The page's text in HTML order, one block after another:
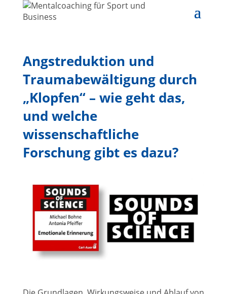
Angstreduktion und
Traumabewältigung durch
„Klopfen“ – wie geht das,
und welche
wissenschaftliche
Forschung gibt es dazu?